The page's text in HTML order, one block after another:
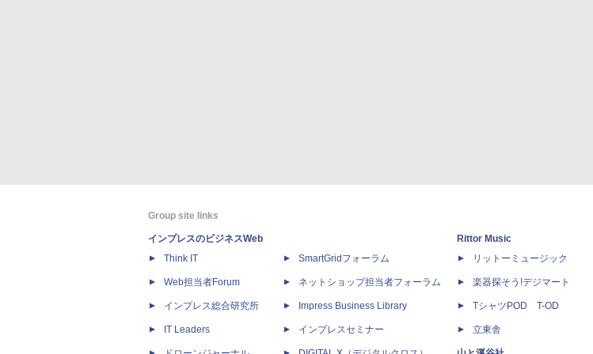
Group site links
インプレスのビジネスWeb
Think IT
Web担当者Forum
インプレス総合研究所
IT Leaders
SmartGridフォーラム
ネットショップ担当者フォーラム
Impress Business Library
インプレスセミナー
Rittor Music
リットーミュージック
楽器探そう!デジマート
TシャツPOD T-OD
立東舎